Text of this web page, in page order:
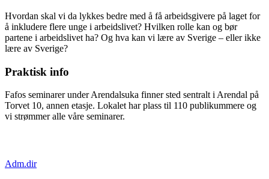
Hvordan skal vi da lykkes bedre med å få arbeidsgivere på laget for
å inkludere flere unge i arbeidslivet? Hvilken rolle kan og bør
partene i arbeidslivet ha? Og hva kan vi lære av Sverige – eller ikke
lære av Sverige?
Praktisk info
Fafos seminarer under Arendalsuka finner sted sentralt i Arendal på
Torvet 10, annen etasje. Lokalet har plass til 110 publikummere og
vi strømmer alle våre seminarer.
Adm.dir